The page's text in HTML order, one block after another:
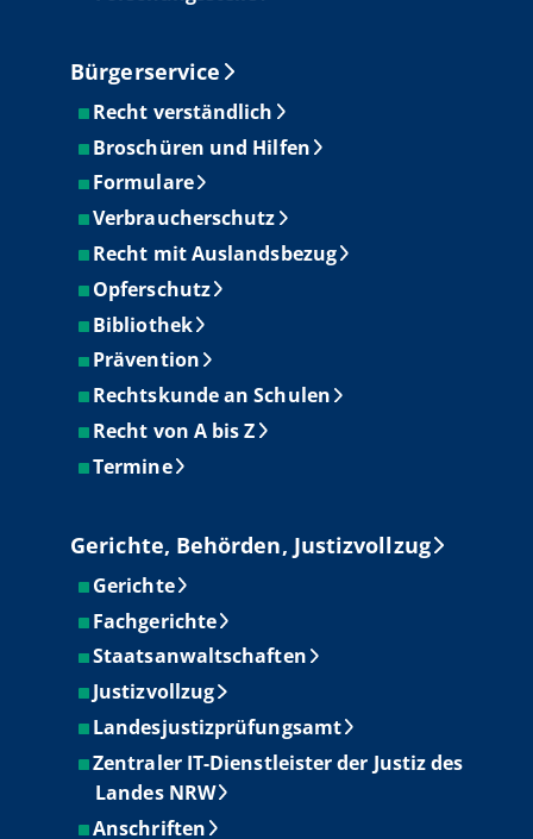
Bürgerservice
Recht verständlich
Broschüren und Hilfen
Formulare
Verbraucherschutz
Recht mit Auslandsbezug
Opferschutz
Bibliothek
Prävention
Rechtskunde an Schulen
Recht von A bis Z
Termine
Gerichte, Behörden, Justizvollzug
Gerichte
Fachgerichte
Staatsanwaltschaften
Justizvollzug
Landesjustizprüfungsamt
Zentraler IT-Dienstleister der Justiz des
Landes NRW
Anschriften